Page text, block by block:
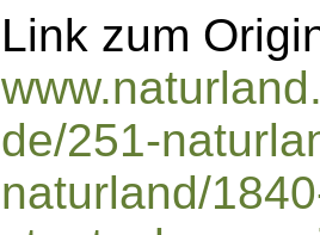
Link zum
de/251-
naturland/